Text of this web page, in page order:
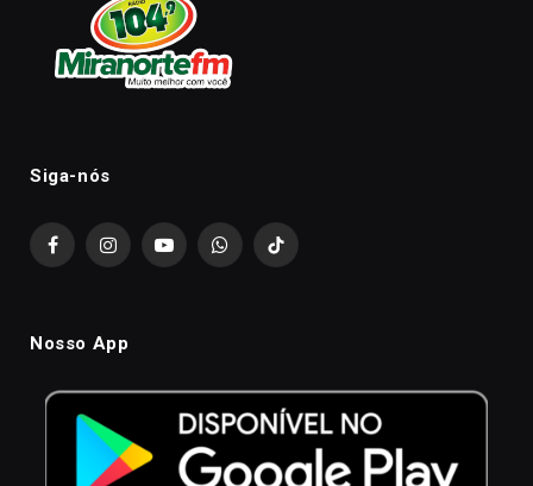
Siga-nós
FacebookInstagramYouTubeWhatsAppTikTok
Nosso App